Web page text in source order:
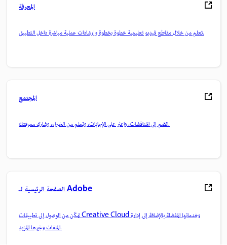
المعرفة
تعلم من خلال مقاطع فيديو تعليمية خطوة بخطوة وإرشادات عملية مباشرة داخل التطبيق.
المجتمع
انضم إلى المناقشات، واعثر على الإجابات، وتعلم من الخبراء، وشارك معرفتك.
الصفحة الرئيسية لـ Adobe
تمكّن من الوصول إلى تطبيقات Creative Cloud وخدماتها المفضلة بالإضافة إلى إدارة
الملفات وغيرها المزيد.